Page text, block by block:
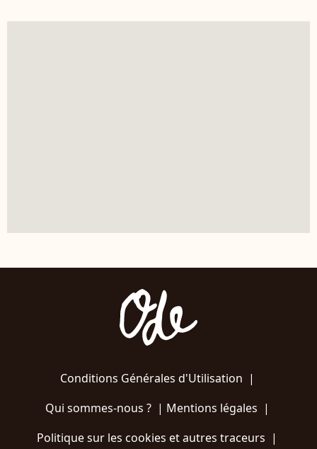
Conditions Générales d'Utilisation |
Qui sommes-nous ?| Mentions légales |
Politique sur les cookies et autres traceurs |